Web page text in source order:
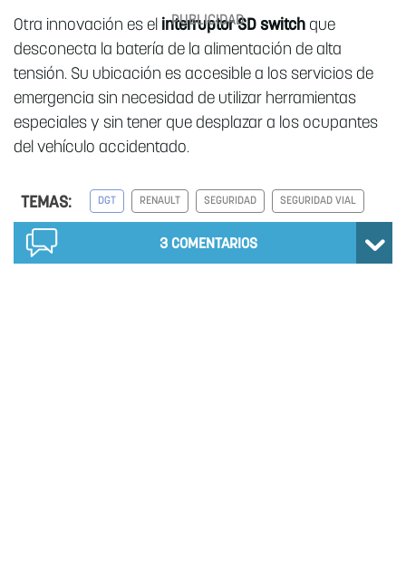
Otra innovación es el interruptor SD switch que
desconecta la batería de la alimentación de alta
tensión. Su ubicación es accesible a los servicios de
emergencia sin necesidad de utilizar herramientas
especiales y sin tener que desplazar a los ocupantes
del vehículo accidentado.
TEMAS: DGT RENAULT SEGURIDAD SEGURIDAD VIAL
3 COMENTARIOS